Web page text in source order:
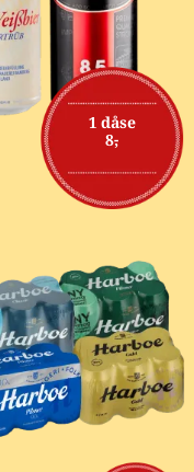
1 dåse
8,-